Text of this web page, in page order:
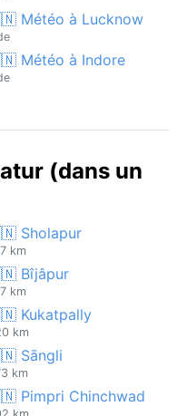
Météo à Lucknow
Météo à Indore
(dans un
Sholapur
km
Bîjâpur
km
Kukatpally
km
Sāngli
km
Pimpri Chinchwad